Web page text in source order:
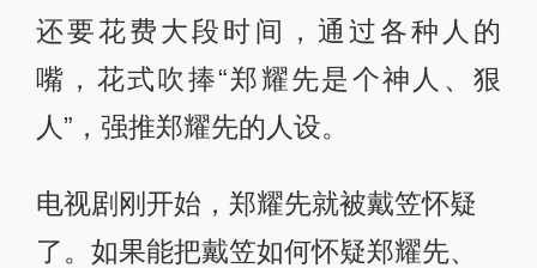
还要花费大段时间，通过各种人的
嘴，花式吹捧“郑耀先是个神人、狠
人”，强推郑耀先的人设。
电视剧刚开始，郑耀先就被戴笠怀疑
了。如果能把戴笠如何怀疑郑耀先、